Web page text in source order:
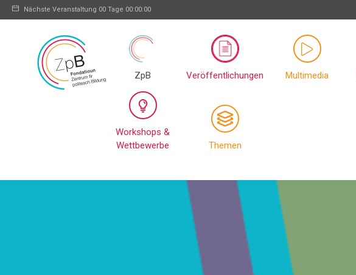
Nächste Veranstaltung 00 Tage 00:00:00
ZpB Veröffentlichungen Multimedia
Workshops &
Wettbewerbe
Themen